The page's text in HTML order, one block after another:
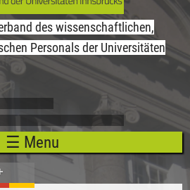
des wissenschaftlichen,
Personals der Universitäten
☰ Menu